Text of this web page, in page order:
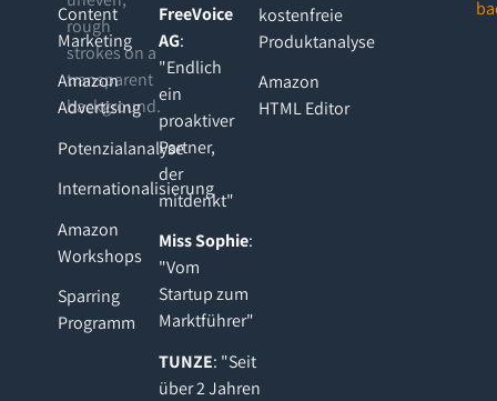
Content
Marketing
Amazon
Advertising
Potenzialanalyse
Internationalisierung
Amazon
Workshops
Sparring
Programm
FreeVoice
AG:
"Endlich
ein
proaktiver
Partner,
der
mitdenkt"
Miss Sophie:
"Vom
Startup zum
Marktführer"
TUNZE: "Seit
über 2 Jahren
kostenfreie
Produktanalyse
Amazon
HTML Editor